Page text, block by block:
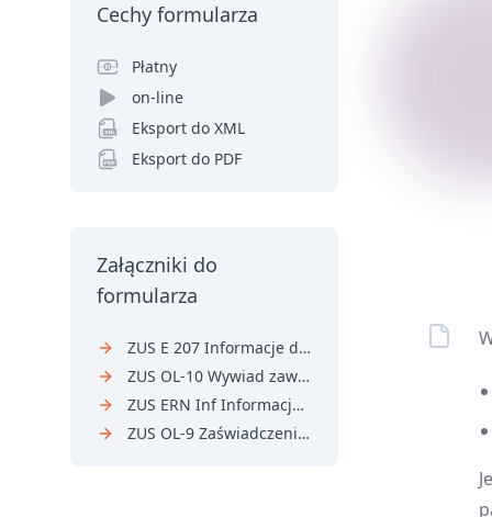
Cechy formularza
Płatny
on-line
Eksport do XML
Eksport do PDF
Załączniki do
formularza
ZUS E 207 Informacje dotyczące przebiegu ubezpieczenia osoby ubezpieczonej
ZUS OL-10 Wywiad zawodowy
ZUS ERN Inf Informacja do wniosku o rentę z tytułu niezdolności do pracy
ZUS OL-9 Zaświadczenie o stanie zdrowia